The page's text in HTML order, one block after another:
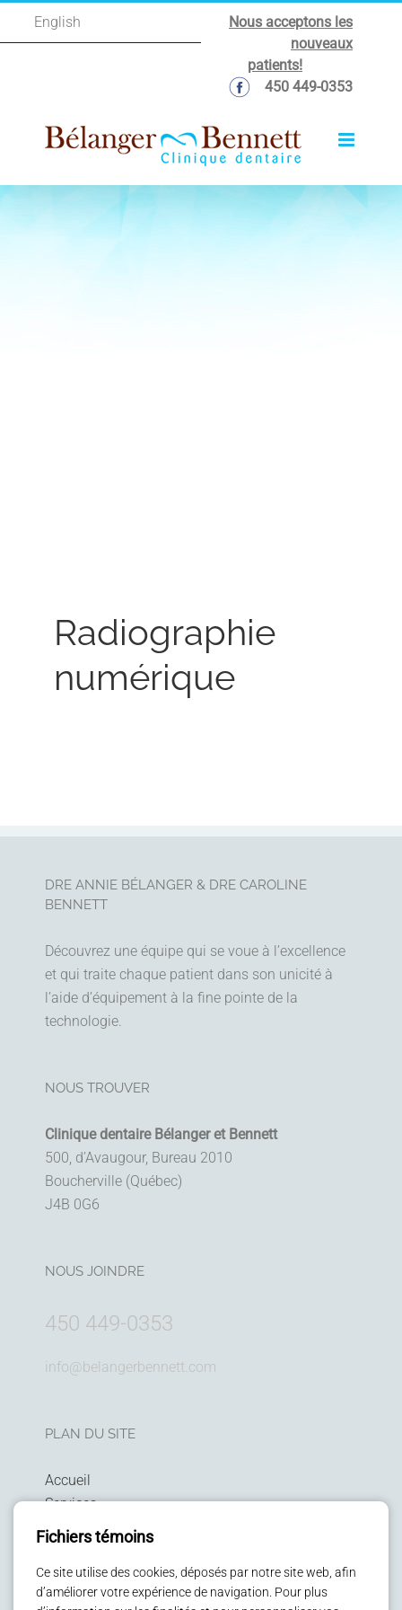
English
Nous acceptons les
nouveaux
patients!
450 449-0353
Radiographie
numérique
DRE ANNIE BÉLANGER & DRE CAROLINE
BENNETT
Découvrez une équipe qui se voue à l’excellence
et qui traite chaque patient dans son unicité à
l’aide d’équipement à la fine pointe de la
technologie.
NOUS TROUVER
Clinique dentaire Bélanger et Bennett
500, d’Avaugour, Bureau 2010
Boucherville (Québec)
J4B 0G6
NOUS JOINDRE
450 449-0353
info@belangerbennett.com
PLAN DU SITE
Accueil
Services
Technologies
Patients
Enfants
Fichiers témoins
Ce site utilise des cookies, déposés par notre site web, afin
d’améliorer votre expérience de navigation. Pour plus